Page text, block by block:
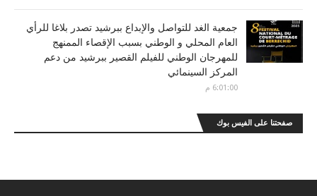
جمعية الغد للتواصل والإبداع ببرشيد تصدر بلاغا للرأي
العام المحلي و الوطني بسبب الإقصاء الممنهج
للمهرجان الوطني للفيلم القصير ببرشيد من دعم
المركز السينمائي
6:01:00 م
صفحتنا على الفيس بوك